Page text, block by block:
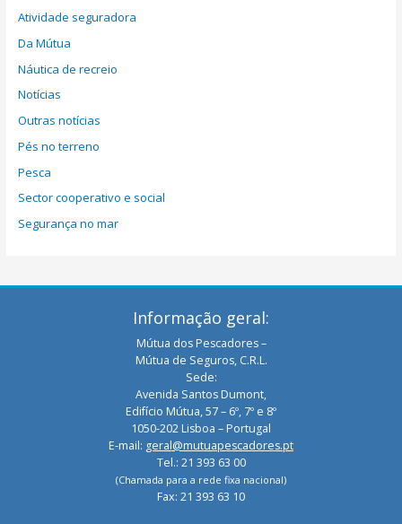
Atividade seguradora
Da Mútua
Náutica de recreio
Notícias
Outras notícias
Pés no terreno
Pesca
Sector cooperativo e social
Segurança no mar
Informação geral:
Mútua dos Pescadores –
Mútua de Seguros, C.R.L.
Sede:
Avenida Santos Dumont,
Edifício Mútua, 57 – 6º, 7º e 8º
1050-202 Lisboa – Portugal
E-mail: geral@mutuapescadores.pt
Tel.: 21 393 63 00
(Chamada para a rede fixa nacional)
Fax: 21 393 63 10